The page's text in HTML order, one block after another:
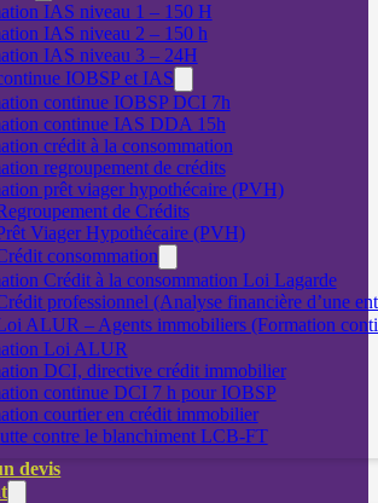
IAS niveau 1 – 150 H
IAS niveau 2 – 150 h
IAS niveau 3 – 24H
IOBSP et IAS
continue IOBSP DCI 7h
continue IAS DDA 15h
crédit à la consommation
regroupement de crédits
prêt viager hypothécaire (PVH)
de Crédits
Viager Hypothécaire (PVH)
consommation
Crédit à la consommation Loi Lagarde
professionnel (Analyse financière d’une
ALUR – Agents immobiliers (Formation
Loi ALUR
DCI, directive crédit immobilier
continue DCI 7 h pour IOBSP
courtier en crédit immobilier
contre le blanchiment LCB-FT
devis